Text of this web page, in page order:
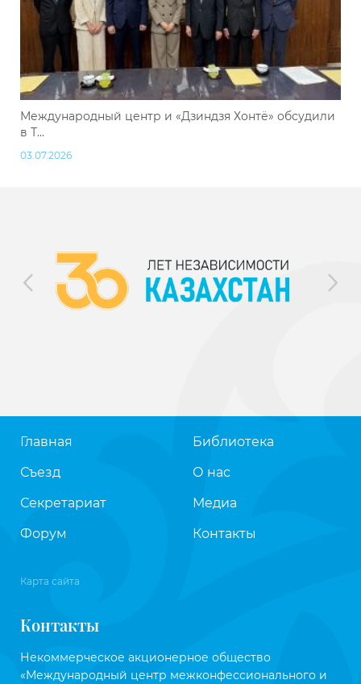
Международный центр и «Дзиндзя Хонтё» обсудили
в Т...
03.07.2026
Главная
Съезд
Секретариат
Форум
Библиотека
О нас
Медиа
Контакты
Карта сайта
Контакты
Некоммерческое акционерное общество
«Международный центр межконфессионального и